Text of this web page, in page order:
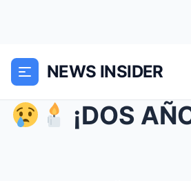
NEWS INSIDER
¡DOS AÑOS SIN DIEGO